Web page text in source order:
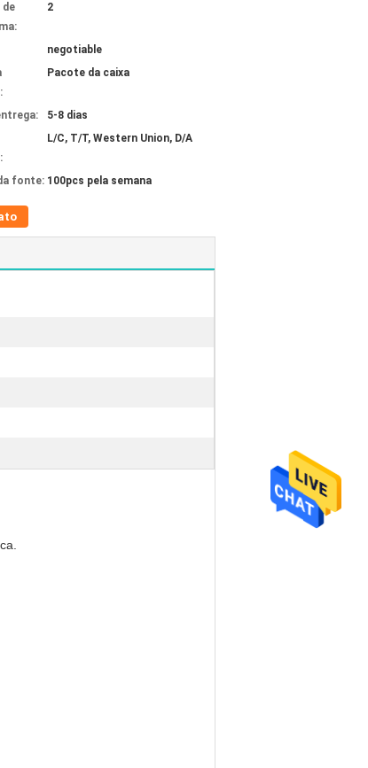
de
2
negotiable
Pacote da caixa
5-8 dias
L/C, T/T, Western Union, D/A
fonte: 100pcs pela semana